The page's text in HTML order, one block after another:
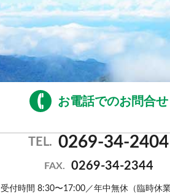
お電話でのお問合せ
TEL. 0269-34-2404
FAX. 0269-34-2344
受付時間 8:30〜17:00／年中無休（臨時休業